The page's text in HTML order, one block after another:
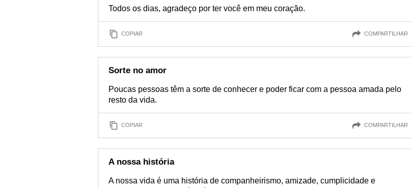
Todos os dias, agradeço por ter você em meu coração.
COPIAR COMPARTILHAR
Sorte no amor
Poucas pessoas têm a sorte de conhecer e poder ficar com a pessoa amada pelo
resto da vida.
COPIAR COMPARTILHAR
A nossa história
A nossa vida é uma história de companheirismo, amizade, cumplicidade e